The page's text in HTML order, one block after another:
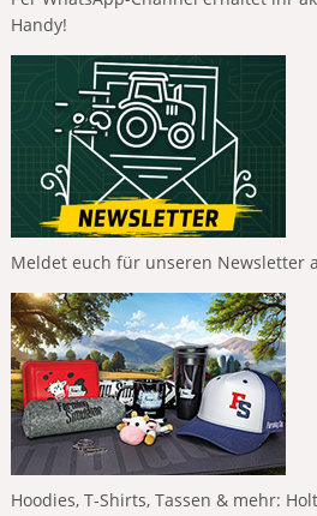
Handy!
Meldet euch für unseren Newsletter
Hoodies, T-Shirts, Tassen & mehr: